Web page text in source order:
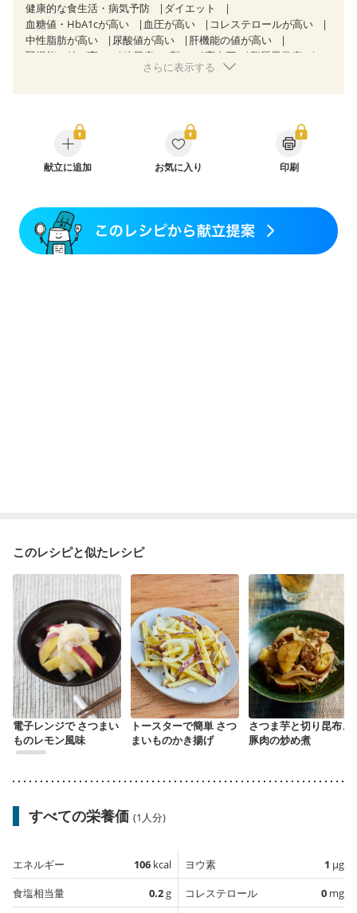
健康的な食生活・病気予防
ダイエット
血糖値・HbA1cが高い
血圧が高い
コレステロールが高い
中性脂肪が高い
尿酸値が高い
肝機能の値が高い
腎機能の値が高い
糖尿病（2型） 高血圧
脂質異常症
狭心症 心筋梗塞
クローン病（寛解期）
過敏性腸症候群（IBS）
睡眠時無呼吸症候群
糖尿病性腎症（第１期）
糖尿病性腎症（第２期）
糖尿病性腎症（第３期）
乳がん（ホルモン療法中）
乳がん治療を終えた方・経過観察中の方など
胃がん治療を終えた方・経過観察中の方
さらに表示する
献立に追加 お気に入り 印刷
このレシピと似たレシピ
電子レンジで さつまい
ものレモン風味
トースターで簡単 さつ
まいものかき揚げ
さつま芋と切り昆布、
豚肉の炒め煮
すべての栄養価 (1人分)
エネルギー 106 kcal
食塩相当量
0.2g
ヨウ素 1 µg
コレステロール
0 mg